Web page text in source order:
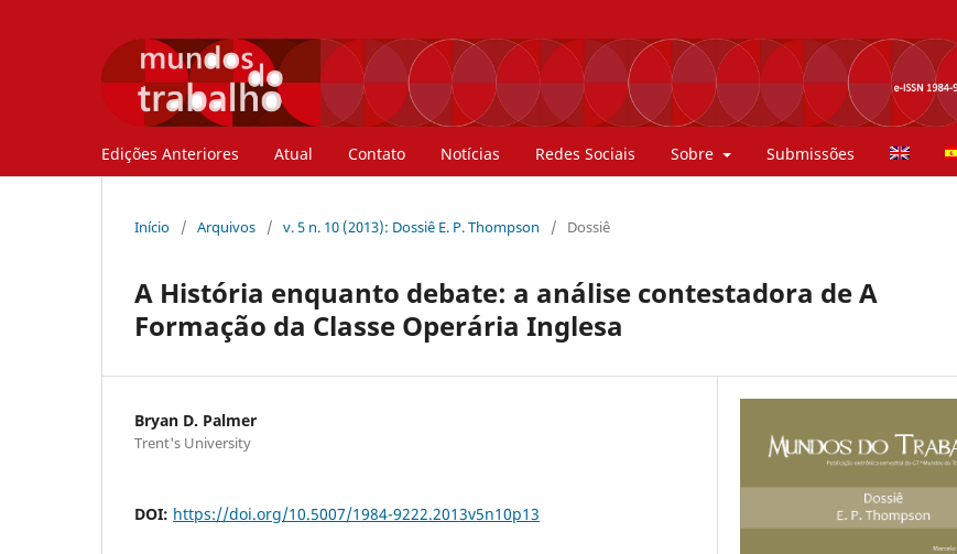
Edições Anteriores Atual Contato Notícias Redes Sociais Sobre Submissões
Início / Arquivos / v. 5 n. 10 (2013): Dossiê E. P. Thompson / Dossiê
A História enquanto debate: a análise contestadora de A
Formação da Classe Operária Inglesa
Bryan D. Palmer
Trent's University
DOI: https://doi.org/10.5007/1984-9222.2013v5n10p13